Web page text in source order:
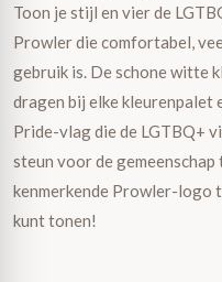
Toon je stijl en vier de
Prowler die comfortabel,
gebruik is. De schone witte
dragen bij elke kleurenpalet
Pride-vlag die de LGTBQ+
steun voor de
kenmerkende Prowler-logo
kunt tonen!